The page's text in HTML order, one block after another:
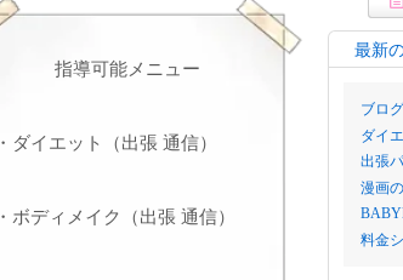
最新
ブロ
ダイ
出張
漫画
料金
指導可能メニュー
・ダイエット（出張 通信）
・ボディメイク（出張 通信）